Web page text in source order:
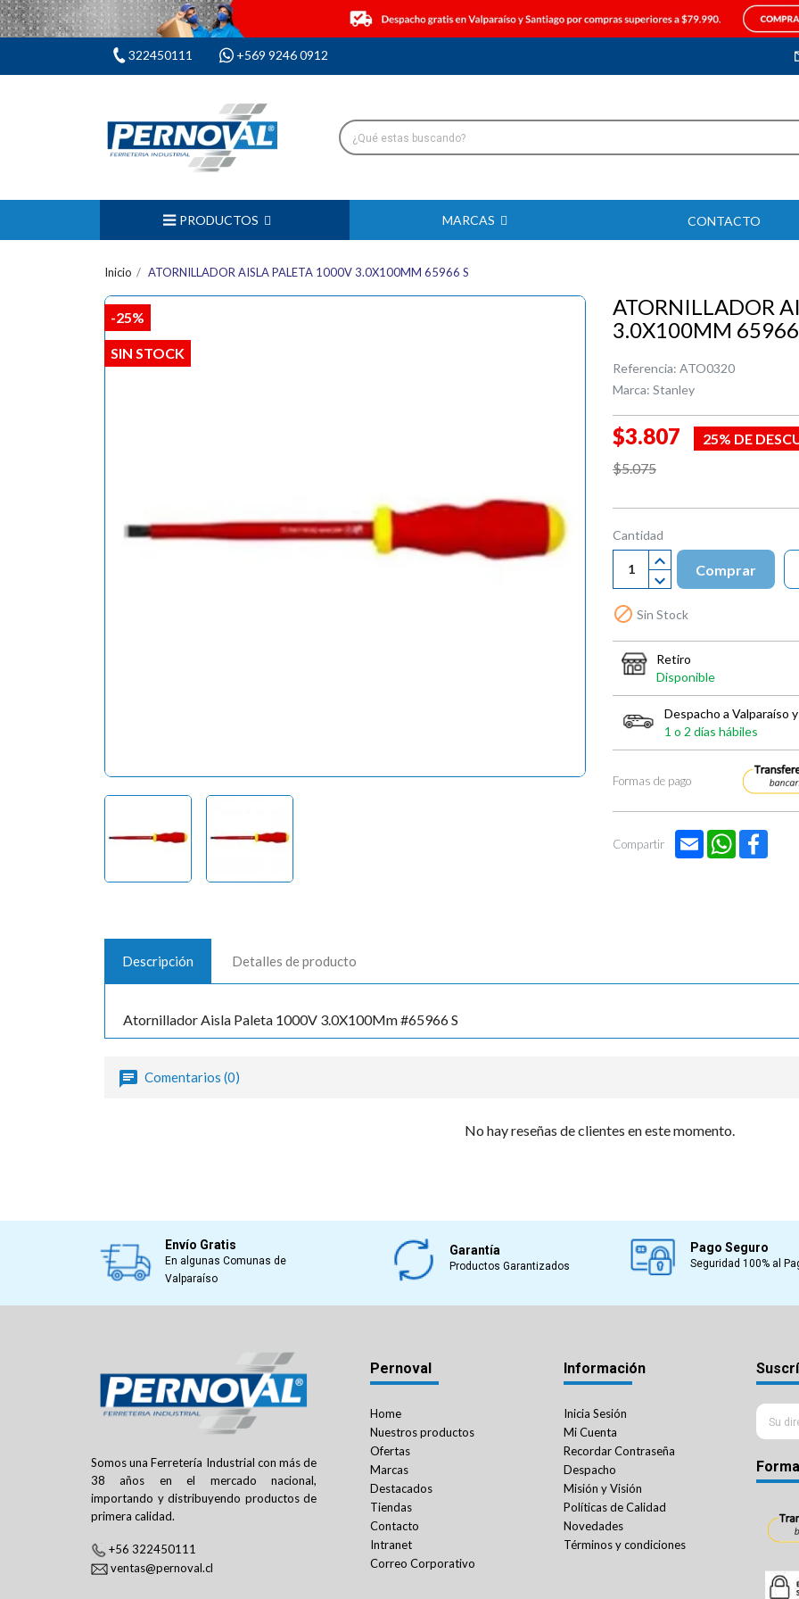
322450111 +569 9246 0912
PRODUCTOS MARCAS CONTACTO
Inicio ATORNILLADOR AISLA PALETA 1000V 3.0X100MM 65966 S
-25%
SIN STOCK
ATORNILLADOR
3.0X100MM 65966
Referencia: ATO0320
Marca: Stanley
$3.807
25% DE
$5.075
Cantidad
Comprar
 Sin Stock
Retiro
Disponible
Despacho a Valparaíso
1 o 2 días hábiles
Formas de pago
Compartir Email WhatsApp
Descripción Detalles de producto
Atornillador Aisla Paleta 1000V 3.0X100Mm #65966 S
Comentarios (0)
No hay reseñas de clientes en este momento.
Envío Gratis
En algunas Comunas de
Valparaíso
Garantía
Productos Garantizados
Pago Seguro
Seguridad 100% al
Somos una Ferretería Industrial con más de
38 años en el mercado nacional,
importando y distribuyendo productos de
primera calidad.
+56 322450111
ventas@pernoval.cl
Pernoval
Home
Nuestros productos
Ofertas
Marcas
Destacados
Tiendas
Contacto
Intranet
Correo Corporativo
Información
Inicia Sesión
Mi Cuenta
Recordar Contraseña
Despacho
Misión y Visión
Políticas de Calidad
Novedades
Términos y condiciones